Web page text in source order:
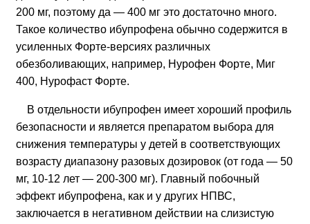
200 мг, поэтому да — 400 мг это достаточно много.
Такое количество ибупрофена обычно содержится в
усиленных Форте-версиях различных
обезболивающих, например, Нурофен Форте, Миг
400, Нурофаст Форте.
В отдельности ибупрофен имеет хороший профиль
безопасности и является препаратом выбора для
снижения температуры у детей в соответствующих
возрасту диапазону разовых дозировок (от года — 50
мг, 10-12 лет — 200-300 мг). Главный побочный
эффект ибупрофена, как и у других НПВС,
заключается в негативном действии на слизистую